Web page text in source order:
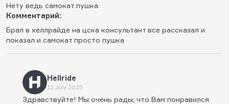
Нету ведь самокат пушка
Комментарий:
Брал в хеллрайде на цска консультант все рассказал и
показал и самокат просто пушка
Hellride
11 July 2025
Здравствуйте! Мы очень рады, что Вам понравился